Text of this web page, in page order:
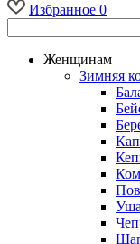
Избранное 0
Женщинам
Зимняя